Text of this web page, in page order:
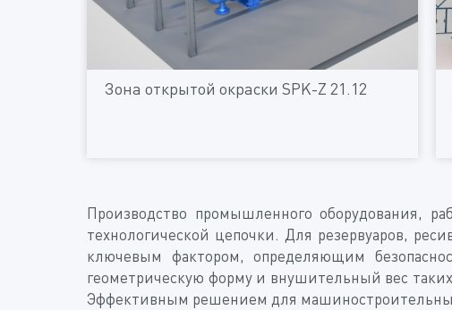
Зона открытой окраски SPK-Z 21.12
Производство промышленного оборудования,
технологической цепочки. Для резервуаров,
ключевым фактором, определяющим
геометрическую форму и внушительный вес
Эффективным решением для машиностроительных